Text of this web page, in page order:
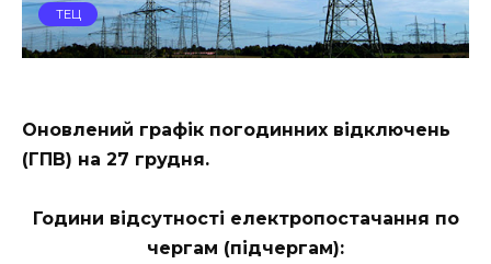
ТЕЦ
Оновлений графік погодинних відключень
(ГПВ) на 27 грудня.
Години відсутності електропостачання по
чергам (підчергам):